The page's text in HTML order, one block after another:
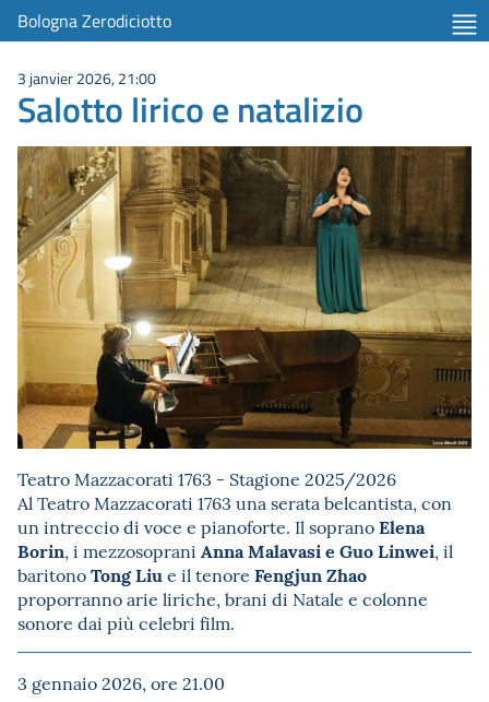
Bologna Zerodiciotto
3 janvier 2026, 21:00
Salotto lirico e natalizio
Teatro Mazzacorati 1763 - Stagione 2025/2026
Al Teatro Mazzacorati 1763 una serata belcantista, con
un intreccio di voce e pianoforte. Il sopranoElena
Borin, i mezzosoprani Anna Malavasi e Guo Linwei, il
baritonoTong Liue il tenore Fengjun Zhao
proporranno arie liriche, brani di Natale e colonne
sonore dai più celebri film.
3 gennaio 2026, ore 21.00